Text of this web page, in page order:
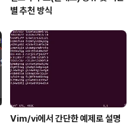
별 추천 방식
Vim/vi에서 간단한 예제로 설명